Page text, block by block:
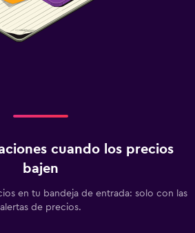
cuando los precios
bajen
en tu bandeja de entrada: solo con las
alertas de precios.